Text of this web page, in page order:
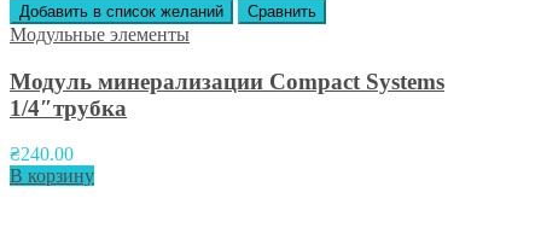
Добавить в список желаний Сравнить
Модульные элементы
Модуль минерализации Compact Systems
1/4″трубка
₴240.00
В корзину